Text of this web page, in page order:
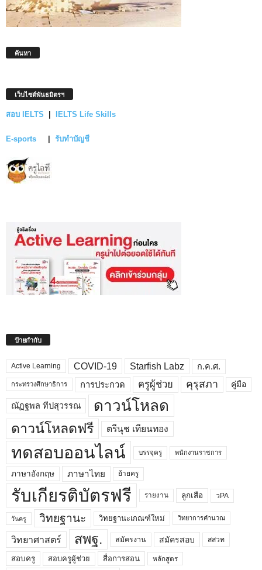
ค้นหา
เว็บไซต์พันธมิตรฯ
สอบ IELTS IELTS Life Skills
E-sports รับทำบัญชี
ป้ายกำกับ
Active Learning COVID-19 Starfish Labz ก.ค.ศ.
กระทรวงศึกษาธิการ การประกวด ครูผู้ช่วย คุรุสภา คู่มือ
ณัฏฐพล ทีปสุวรรณ ดาวน์โหลด
ดาวน์โหลดฟรี ตรีนุช เทียนทอง
ทดสอบออนไลน์ บรรจุครู พนักงานราชการ
ภาษาอังกฤษ ภาษาไทย ย้ายครู
รับเกียรติบัตรฟรี รายงาน ลูกเสือ วPA
วันครู วิทยฐานะ วิทยฐานะเกณฑ์ใหม่ วิทยาการคำนวณ
วิทยาศาสตร์ สพฐ. สมัครงาน สมัครสอบ สสวท
สอบครู สอบครูผู้ช่วย สื่อการสอน หลักสูตร